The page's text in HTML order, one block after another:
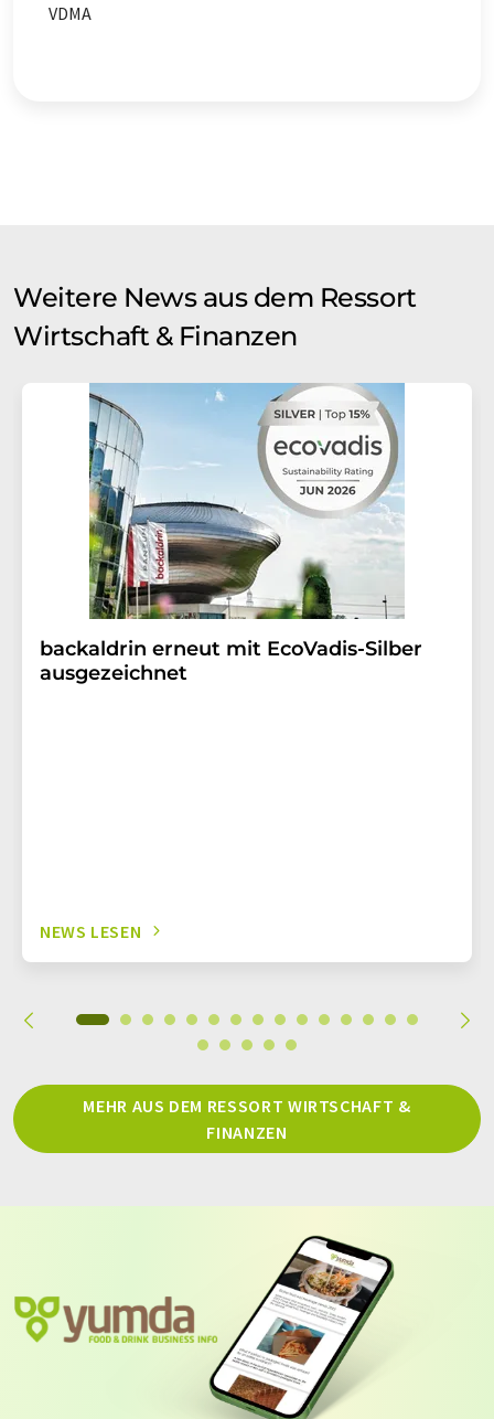
VDMA
Weitere News aus dem Ressort
Wirtschaft & Finanzen
backaldrin erneut mit EcoVadis-Silber
ausgezeichnet
NEWS LESEN
MEHR AUS DEM RESSORT WIRTSCHAFT &
FINANZEN